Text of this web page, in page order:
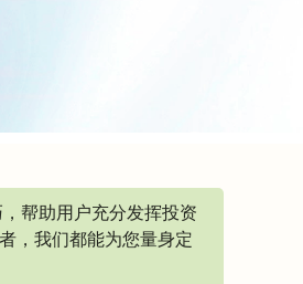
帮助用户充分发挥投资
，我们都能为您量身定